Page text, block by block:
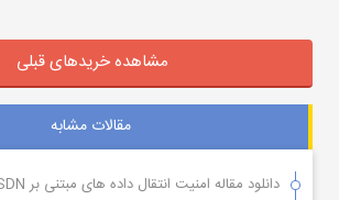
مشاهده خریدهای قبلی
مقالات مشابه
دانلود مقاله امنیت انتقال داده های مبتنی بر SDN برای اینترنت اشیا